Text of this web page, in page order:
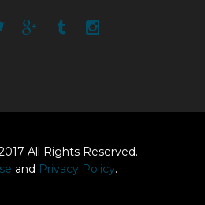
All Rights Reserved.
and Privacy Policy.